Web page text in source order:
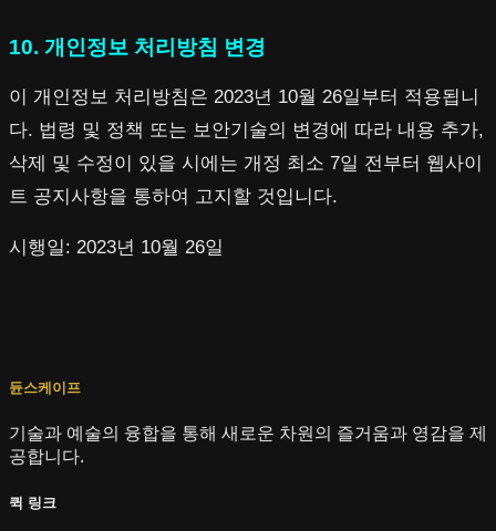
10. 개인정보 처리방침 변경
이 개인정보 처리방침은 2023년 10월 26일부터 적용됩니
다. 법령 및 정책 또는 보안기술의 변경에 따라 내용 추가,
삭제 및 수정이 있을 시에는 개정 최소 7일 전부터 웹사이
트 공지사항을 통하여 고지할 것입니다.
시행일: 2023년 10월 26일
듄스케이프
기술과 예술의 융합을 통해 새로운 차원의 즐거움과 영감을 제
공합니다.
퀵 링크